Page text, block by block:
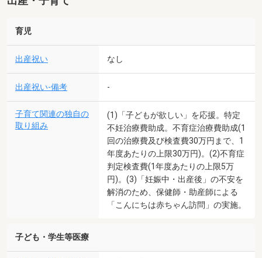
育児
出産祝い なし
出産祝い-備考 -
子育て関連の独自の
取り組み
(1)「子どもが欲しい」を応援。特定
不妊治療費助成。不育症治療費助成(1
回の治療費及び検査費30万円まで、1
年度あたりの上限30万円)。(2)不育症
判定検査費(1年度あたりの上限5万
円)。(3)「妊娠中・出産後」の不安を
解消のため、保健師・助産師による
「こんにちは赤ちゃん訪問」の実施。
子ども・学生等医療